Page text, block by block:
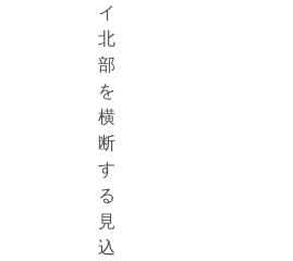
イ
北
部
を
横
断
す
る
見
込